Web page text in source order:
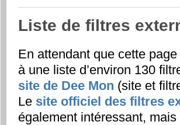
Liste de filtres
En attendant que cette
à une liste d’environ 130
site de Dee Mon (site et
Le site officiel des filtres
également intéressant,